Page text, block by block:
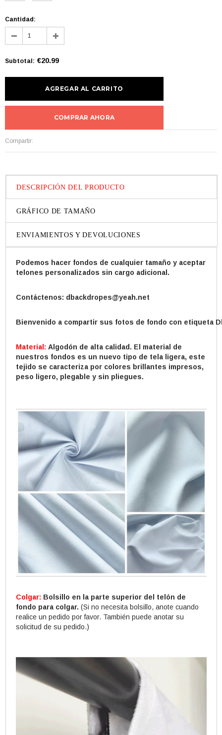
Cantidad:
Subtotal: €20.99
COMPRAR AHORA
Compartir:
DESCRIPCIÓN DEL PRODUCTO
GRÁFICO DE TAMAÑO
ENVIAMIENTOS Y DEVOLUCIONES
Podemos hacer fondos de cualquier tamaño y aceptar
telones personalizados sin cargo adicional.
Contáctenos: dbackdropes@yeah.net
Bienvenido a compartir sus fotos de fondo con etiqueta
Material: Algodón de alta calidad. El material de
nuestros fondos es un nuevo tipo de tela ligera, este
tejido se caracteriza por colores brillantes impresos,
peso ligero, plegable y sin pliegues.
Colgar: Bolsillo en la parte superior del telón de
fondo para colgar. (Si no necesita bolsillo, anote cuando
realice un pedido por favor. También puede anotar su
solicitud de su pedido.)